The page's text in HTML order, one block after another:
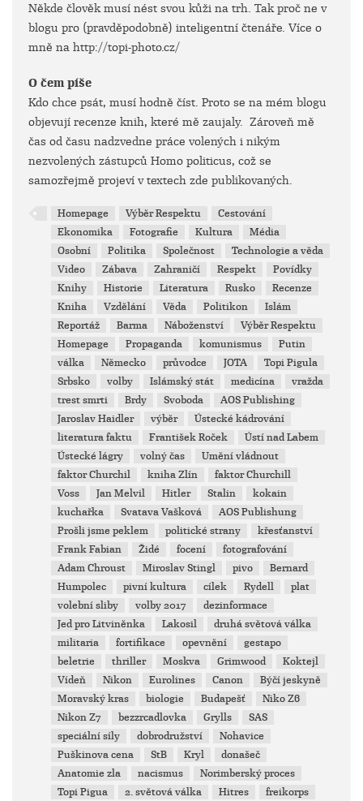
Někde člověk musí nést svou kůži na trh. Tak proč ne v
blogu pro (pravděpodobně) inteligentní čtenáře. Více o
mně na http://topi-photo.cz/
O čem píše
Kdo chce psát, musí hodně číst. Proto se na mém blogu
objevují recenze knih, které mě zaujaly. Zároveň mě
čas od času nadzvedne práce volených i nikým
nezvolených zástupců Homo politicus, což se
samozřejmě projeví v textech zde publikovaných.
Homepage Výběr Respektu
Cestování
Ekonomika
Fotografie Kultura
Média
Osobní
Politika Společnost
Technologie a věda
Video
Zábava Zahraničí Respekt
Povídky
Knihy
Historie Literatura Rusko
Recenze
Kniha
Vzdělání Věda Politikon
Islám
Reportáž
Barma Náboženství
Výběr Respektu
Homepage
Propaganda komunismus
Putin
válka
Německo průvodce JOTA
Topi Pigula
Srbsko
volby Islámský stát medicína
vražda
trest smrti
Brdy Svoboda
AOS Publishing
Jaroslav Haidler
výběr
Ústecké kádrování
literatura faktu
František Roček
Ústí nad Labem
Ústecké lágry
volný čas
Umění vládnout
faktor Churchil
kniha Zlín
faktor Churchill
Voss
Jan Melvil Hitler Stalin
kokain
kuchařka
Svatava Vašková
AOS Publishung
Prošli jsme peklem
politické strany
křesťanství
Frank Fabian
Židé focení
fotografování
Adam Chroust
Miroslav Stingl pivo
Bernard
Humpolec
pivní kultura cílek Rydell
plat
volební sliby
volby 2017
dezinformace
Jed pro Litviněnka
Lakosil
druhá světová válka
militaria
fortifikace opevnění
gestapo
beletrie
thriller Moskva Grimwood
Koktejl
Vídeň
Nikon Eurolines Canon
Býčí jeskyně
Moravský kras
biologie Budapešť
Niko Z6
Nikon Z7
bezzrcadlovka Grylls
SAS
speciální síly
dobrodružství
Nohavice
Puškinova cena
StB Kryl
donašeč
Anatomie zla
nacismus
Norimberský proces
Topi Pigua
2. světová válka Hitres freikorps